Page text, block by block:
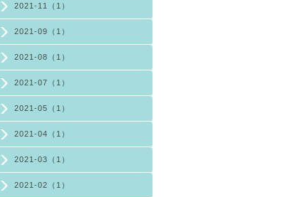
2021-11（1）
2021-09（1）
2021-08（1）
2021-07（1）
2021-05（1）
2021-04（1）
2021-03（1）
2021-02（1）